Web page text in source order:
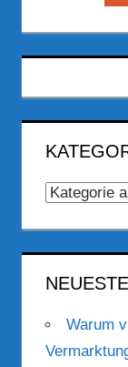
Kategorien
Warum